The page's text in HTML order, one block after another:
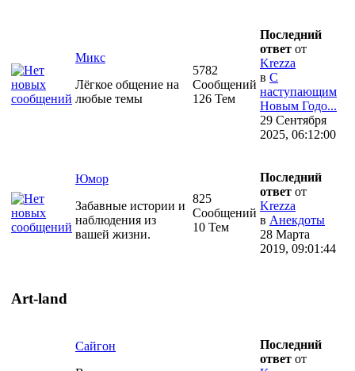
Микс
Лёгкое общение на
любые темы
5782
Сообщений
126 Тем
Последний
ответ от
Krezza
в С
наступающим
Новым Годо...
29 Сентября
2025, 06:12:00
Юмор
Забавные истории и
наблюдения из
вашей жизни.
825
Сообщений
10 Тем
Последний
ответ от
Krezza
в Анекдоты
28 Марта
2019, 09:01:44
Art-land
Сайгон
Последний
ответ от